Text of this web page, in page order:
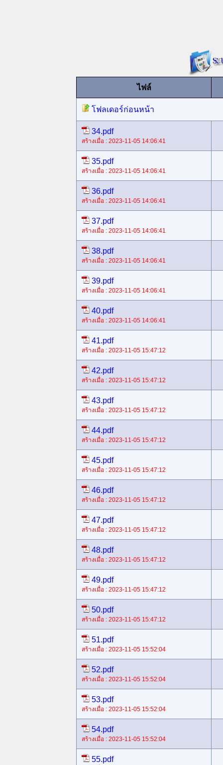
ไฟล์
โฟลเดอร์ก่อนหน้า
34.pdf
สร้างเมื่อ : 2023-11-05 14:06:41
35.pdf
สร้างเมื่อ : 2023-11-05 14:06:41
36.pdf
สร้างเมื่อ : 2023-11-05 14:06:41
37.pdf
สร้างเมื่อ : 2023-11-05 14:06:41
38.pdf
สร้างเมื่อ : 2023-11-05 14:06:41
39.pdf
สร้างเมื่อ : 2023-11-05 14:06:41
40.pdf
สร้างเมื่อ : 2023-11-05 14:06:41
41.pdf
สร้างเมื่อ : 2023-11-05 15:47:12
42.pdf
สร้างเมื่อ : 2023-11-05 15:47:12
43.pdf
สร้างเมื่อ : 2023-11-05 15:47:12
44.pdf
สร้างเมื่อ : 2023-11-05 15:47:12
45.pdf
สร้างเมื่อ : 2023-11-05 15:47:12
46.pdf
สร้างเมื่อ : 2023-11-05 15:47:12
47.pdf
สร้างเมื่อ : 2023-11-05 15:47:12
48.pdf
สร้างเมื่อ : 2023-11-05 15:47:12
49.pdf
สร้างเมื่อ : 2023-11-05 15:47:12
50.pdf
สร้างเมื่อ : 2023-11-05 15:47:12
51.pdf
สร้างเมื่อ : 2023-11-05 15:52:04
52.pdf
สร้างเมื่อ : 2023-11-05 15:52:04
53.pdf
สร้างเมื่อ : 2023-11-05 15:52:04
54.pdf
สร้างเมื่อ : 2023-11-05 15:52:04
55.pdf